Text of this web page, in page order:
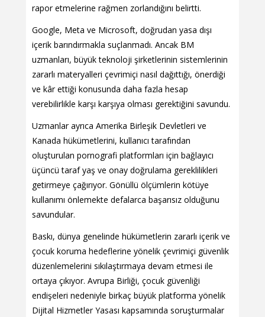
rapor etmelerine rağmen zorlandığını belirtti.
Google, Meta ve Microsoft, doğrudan yasa dışı
içerik barındırmakla suçlanmadı. Ancak BM
uzmanları, büyük teknoloji şirketlerinin sistemlerinin
zararlı materyalleri çevrimiçi nasıl dağıttığı, önerdiği
ve kâr ettiği konusunda daha fazla hesap
verebilirlikle karşı karşıya olması gerektiğini savundu.
Uzmanlar ayrıca Amerika Birleşik Devletleri ve
Kanada hükümetlerini, kullanıcı tarafından
oluşturulan pornografi platformları için bağlayıcı
üçüncü taraf yaş ve onay doğrulama gereklilikleri
getirmeye çağırıyor. Gönüllü ölçümlerin kötüye
kullanımı önlemekte defalarca başarısız olduğunu
savundular.
Baskı, dünya genelinde hükümetlerin zararlı içerik ve
çocuk koruma hedeflerine yönelik çevrimiçi güvenlik
düzenlemelerini sıkılaştırmaya devam etmesi ile
ortaya çıkıyor. Avrupa Birliği, çocuk güvenliği
endişeleri nedeniyle birkaç büyük platforma yönelik
Dijital Hizmetler Yasası kapsamında soruşturmalar